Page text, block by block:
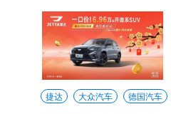
捷达 大众汽车 德国汽车